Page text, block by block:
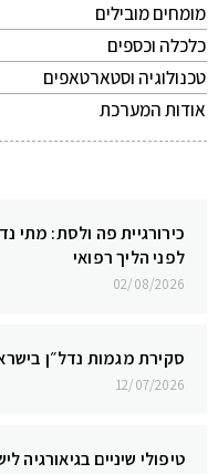
מומחים מובילים
כלכלה וכספים
טכנולוגיה וסטארטאפים
אודות המערכת
כירורגיית פה ולסת: מתי
לפני הליך רפואי
02/08/2026
סקירת מגמות נדל״ן בישראל
12/07/2026
טיפולי שיניים בגיאורגיה